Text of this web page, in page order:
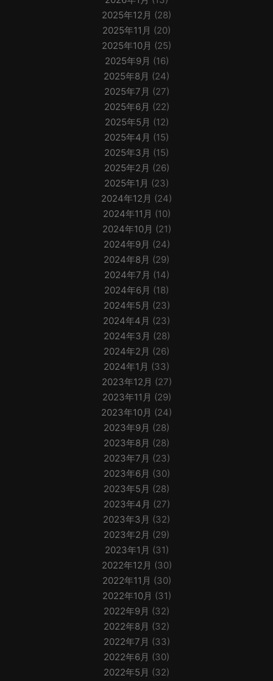
2025年12月 (28)
2025年11月 (20)
2025年10月 (25)
2025年9月 (16)
2025年8月 (24)
2025年7月 (27)
2025年6月 (22)
2025年5月 (12)
2025年4月 (15)
2025年3月 (15)
2025年2月 (26)
2025年1月 (23)
2024年12月 (24)
2024年11月 (10)
2024年10月 (21)
2024年9月 (24)
2024年8月 (29)
2024年7月 (14)
2024年6月 (18)
2024年5月 (23)
2024年4月 (23)
2024年3月 (28)
2024年2月 (26)
2024年1月 (33)
2023年12月 (27)
2023年11月 (29)
2023年10月 (24)
2023年9月 (28)
2023年8月 (28)
2023年7月 (23)
2023年6月 (30)
2023年5月 (28)
2023年4月 (27)
2023年3月 (32)
2023年2月 (29)
2023年1月 (31)
2022年12月 (30)
2022年11月 (30)
2022年10月 (31)
2022年9月 (32)
2022年8月 (32)
2022年7月 (33)
2022年6月 (30)
2022年5月 (32)